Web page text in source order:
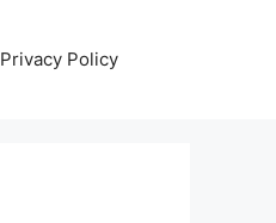
Privacy Policy